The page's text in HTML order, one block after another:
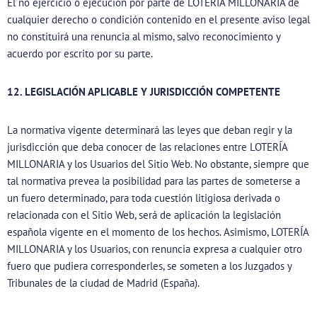
cualquier derecho o condición contenido en el presente aviso legal
no constituirá una renuncia al mismo, salvo reconocimiento y
acuerdo por escrito por su parte.
12. LEGISLACIÓN APLICABLE Y JURISDICCIÓN COMPETENTE
La normativa vigente determinará las leyes que deban regir y la
jurisdicción que deba conocer de las relaciones entre LOTERÍA
MILLONARIA y los Usuarios del Sitio Web. No obstante, siempre que
tal normativa prevea la posibilidad para las partes de someterse a
un fuero determinado, para toda cuestión litigiosa derivada o
relacionada con el Sitio Web, será de aplicación la legislación
española vigente en el momento de los hechos. Asimismo, LOTERÍA
MILLONARIA y los Usuarios, con renuncia expresa a cualquier otro
fuero que pudiera corresponderles, se someten a los Juzgados y
Tribunales de la ciudad de Madrid (España).